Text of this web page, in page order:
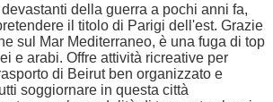
della guerra a pochi anni fa,
il titolo di Parigi dell'est. Grazie
sul Mar Mediterraneo, è una fuga di top
e arabi. Offre attività ricreative per
di Beirut ben organizzato e
soggiornare in questa città